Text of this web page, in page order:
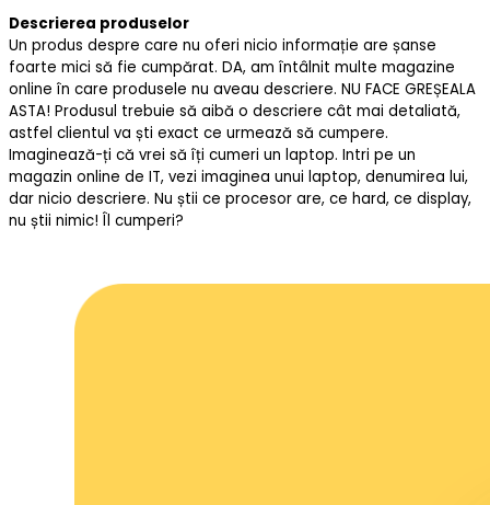
Descrierea produselor
Un produs despre care nu oferi nicio informație are șanse
foarte mici să fie cumpărat. DA, am întâlnit multe magazine
online în care produsele nu aveau descriere. NU FACE GREȘEALA
ASTA! Produsul trebuie să aibă o descriere cât mai detaliată,
astfel clientul va ști exact ce urmează să cumpere.
Imaginează-ți că vrei să îți cumeri un laptop. Intri pe un
magazin online de IT, vezi imaginea unui laptop, denumirea lui,
dar nicio descriere. Nu știi ce procesor are, ce hard, ce display,
nu știi nimic! Îl cumperi?